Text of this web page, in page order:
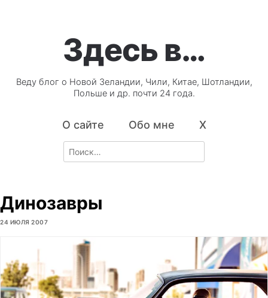
Здесь в…
Веду блог о Новой Зеландии, Чили, Китае, Шотландии,
Польше и др. почти 24 года.
О сайте Обо мне X
Search
for:
Динозавры
24 ИЮЛЯ 2007